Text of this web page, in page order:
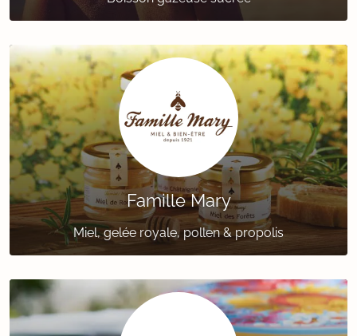
Famille Mary
Miel, gelée royale, pollen & propolis